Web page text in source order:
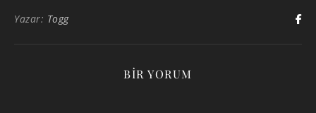
Yazar: Togg
BIR YORUM